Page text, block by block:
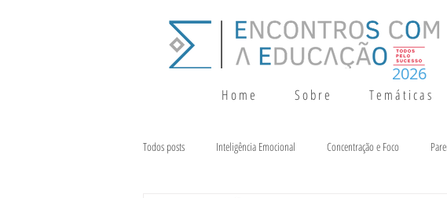
H o m e S o b r e T e m á t i c a s
2026
Todos posts Inteligência Emocional Concentração e Foco